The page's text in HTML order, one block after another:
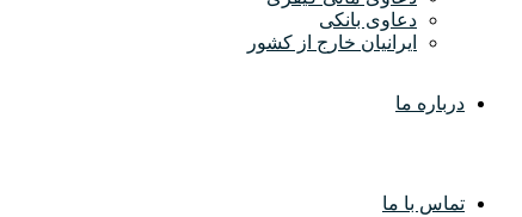
دعاوی بانکی
ایرانیان خارج از کشور
درباره ما
تماس با ما